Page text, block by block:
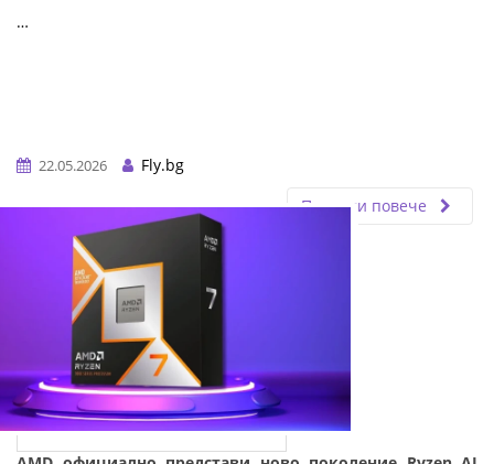
…
22.05.2026
Fly.bg
Прочети повече